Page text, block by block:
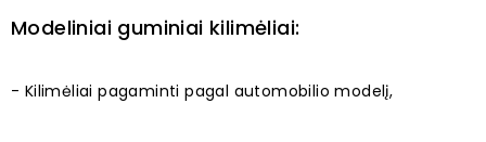
Modeliniai guminiai kilimėliai:
- Kilimėliai pagaminti pagal automobilio modelį,